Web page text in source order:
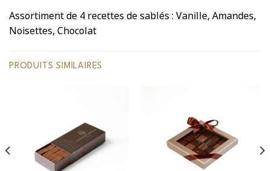
Assortiment de 4 recettes de sablés : Vanille, Amandes,
Noisettes, Chocolat
PRODUITS SIMILAIRES